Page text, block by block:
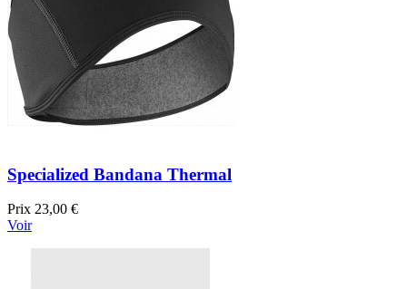
Specialized Bandana Thermal
Prix 23,00 €
Voir